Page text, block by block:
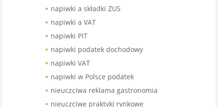
napiwki a składki ZUS
napiwki a VAT
napiwki PIT
napiwki podatek dochodowy
napiwki VAT
napiwki w Polsce podatek
nieuczciwa reklama gastronomia
nieuczciwe praktyki rynkowe